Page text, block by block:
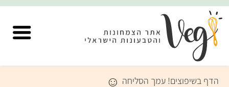
הדף בשיפוצים! עמך הסליחה ☺